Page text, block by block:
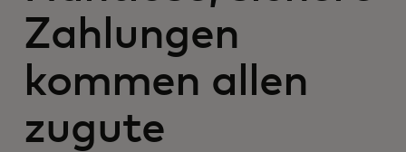
Zahlungen
kommen allen
zugute